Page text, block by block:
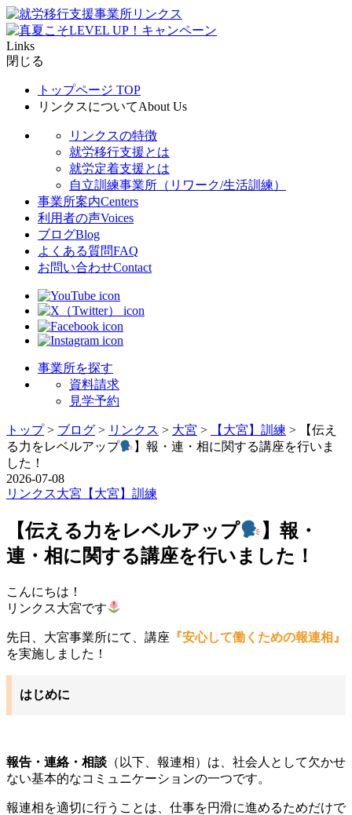
Links
閉じる
トップページ TOP
リンクスについてAbout Us
リンクスの特徴
就労移行支援とは
就労定着支援とは
自立訓練事業所（リワーク/生活訓練）
事業所案内Centers
利用者の声Voices
ブログBlog
よくある質問FAQ
お問い合わせContact
事業所を探す
資料請求
見学予約
トップ> ブログ > リンクス > 大宮 > 【大宮】訓練 >
【伝え
る力をレベルアップ
】報・連・相に関する講座を行いま
した！
2026-07-08
リンクス大宮 【大宮】訓練
【伝える力をレベルアップ
】報・
連・相に関する講座を行いました！
こんにちは！
リンクス大宮です
先日、大宮事業所にて、講座 『安心して働くための報連相』
を実施しました！
はじめに
報告・連絡・相談 （以下、報連相）は、社会人として欠かせ
ない基本的なコミュニケーションの一つです。
報連相を適切に行うことは、仕事を円滑に進めるためだけで